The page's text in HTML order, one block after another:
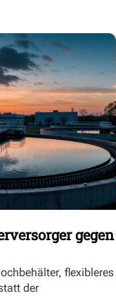
gegen
flexibleres
der